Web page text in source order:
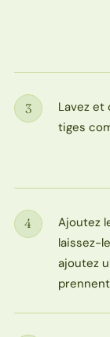
Étape
3
Lavez et
tiges
Étape
4
Ajoutez
laissez-
ajoutez